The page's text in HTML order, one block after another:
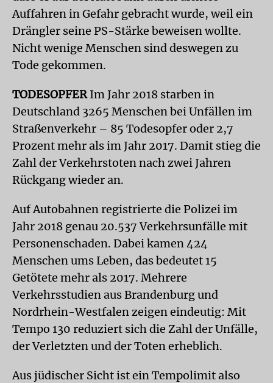
Auffahren in Gefahr gebracht wurde, weil ein
Drängler seine PS-Stärke beweisen wollte.
Nicht wenige Menschen sind deswegen zu
Tode gekommen.
TODESOPFERIm Jahr 2018 starben in
Deutschland 3265 Menschen bei Unfällen im
Straßenverkehr – 85 Todesopfer oder 2,7
Prozent mehr als im Jahr 2017. Damit stieg die
Zahl der Verkehrstoten nach zwei Jahren
Rückgang wieder an.
Auf Autobahnen registrierte die Polizei im
Jahr 2018 genau 20.537 Verkehrsunfälle mit
Personenschaden. Dabei kamen 424
Menschen ums Leben, das bedeutet 15
Getötete mehr als 2017. Mehrere
Verkehrsstudien aus Brandenburg und
Nordrhein-Westfalen zeigen eindeutig: Mit
Tempo 130 reduziert sich die Zahl der Unfälle,
der Verletzten und der Toten erheblich.
Aus jüdischer Sicht ist ein Tempolimit also